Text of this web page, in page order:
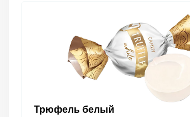
Трюфель белый